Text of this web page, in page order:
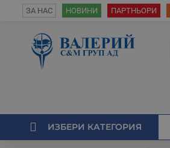
ЗА НАС НОВИНИ ПАРТНЬОРИ
ИЗБЕРИ КАТЕГОРИЯ